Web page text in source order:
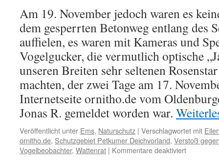
Am 19. November jedoch waren es
dem gesperrten Betonweg entlang des
auffielen, es waren mit Kameras und
Vogelgucker, die vermutlich optische
unseren Breiten sehr seltenen
machten, der zwei Tage am 17.
Internetseite ornitho.de vom
Jonas R. gemeldet worden war.
Veröffentlicht unter Ems, Naturschutz | Verschlagwortet mit
ornitho.de, Schutzgebiet Petkumer Deichvorland, Verstoß
Vogelbeobachter, Wattenrat | Kommentare deaktiviertfür